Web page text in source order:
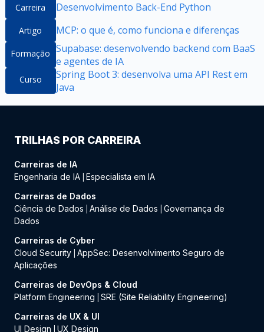
Carreira Desenvolvimento Back-End Python
Artigo MCP: o que é, como funciona e diferenças
Formação Supabase: desenvolvendo backend com BaaS
e agentes de IA
Curso
Spring Boot 3: desenvolva uma API Rest em
Java
TRILHAS POR CARREIRA
Carreiras de IA
Engenharia de IA Especialista em IA
Carreiras de Dados
Ciência de Dados
Análise de Dados
Governança de
Dados
Carreiras de Cyber
Cloud Security AppSec: Desenvolvimento Seguro de
Aplicações
Carreiras de DevOps & Cloud
Platform Engineering
SRE (Site Reliability Engineering)
Carreiras de UX & UI
UI Design
UX Design